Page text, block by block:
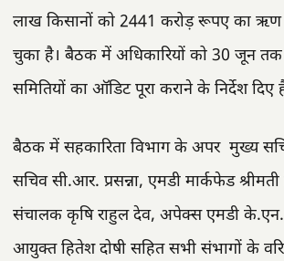
लाख किसानों को 2441 करोड़ रूपए का ऋण
चुका है। बैठक में अधिकारियों को 30 जून
समितियों का ऑडिट पूरा कराने के निर्देश दिए
बैठक में सहकारिता विभाग के अपर मुख्य
सचिव सी.आर. प्रसन्ना, एमडी मार्कफेड
संचालक कृषि राहुल देव, अपेक्स एमडी
आयुक्त हितेश दोषी सहित सभी संभागों के